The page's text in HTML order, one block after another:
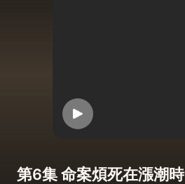
第6集 命案煩死在漲潮時